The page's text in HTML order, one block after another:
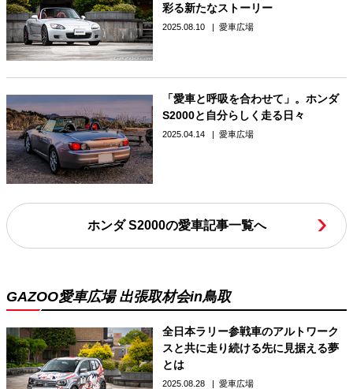
彩る新たなストーリー
2025.08.10 愛車広場
「愛車と呼吸を合わせて」。ホンダ
S2000と自分らしく走る日々
2025.04.14 愛車広場
ホンダ S2000の愛車記事一覧へ
GAZOO愛車広場 出張取材会in鳥取
全日本ラリー参戦車のアルトワーク
スと共に走り続ける先に見据える夢
とは
2025.08.28 愛車広場